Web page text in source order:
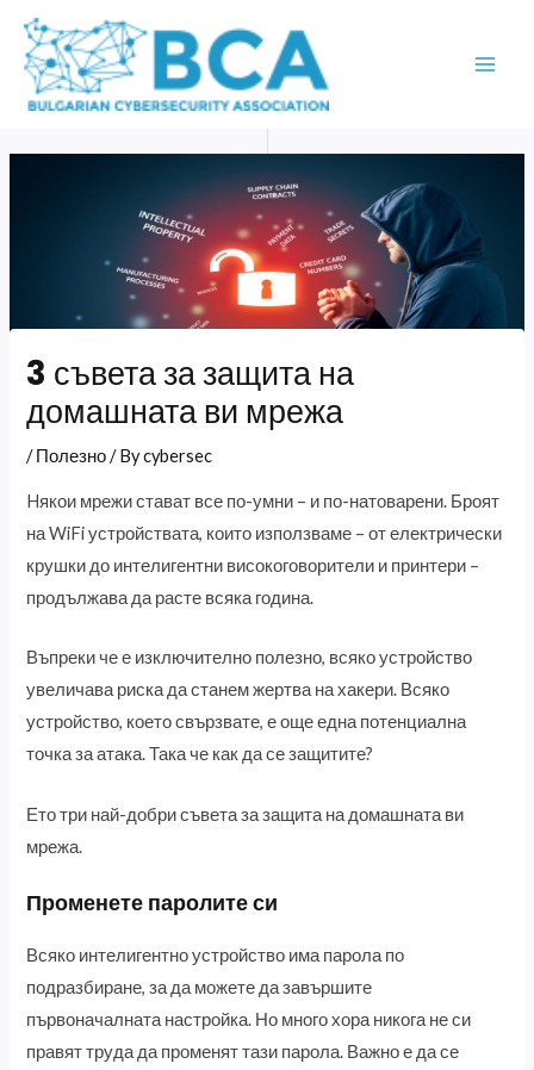
content
3 съвета за защита на
домашната ви мрежа
/Полезно/ Bycybersec
Hякои мрежи стават все по-умни – и по-натоварени. Броят
на WiFi устройствата, които използваме – от електрически
крушки до интелигентни високоговорители и принтери –
продължава да расте всяка година.
Въпреки че е изключително полезно, всяко устройство
увеличава риска да станем жертва на хакери. Всяко
устройство, което свързвате, е още една потенциална
точка за атака. Така че как да се защитите?
Ето три най-добри съвета за защита на домашната ви
мрежа.
Променете паролите си
Всяко интелигентно устройство има парола по
подразбиране, за да можете да завършите
първоначалната настройка. Но много хора никога не си
правят труда да променят тази парола. Важно е да се